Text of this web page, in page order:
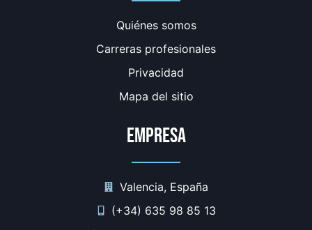
Quiénes somos
Carreras profesionales
Privacidad
Mapa del sitio
Empresa
Valencia, España
(+34) 635 98 85 13